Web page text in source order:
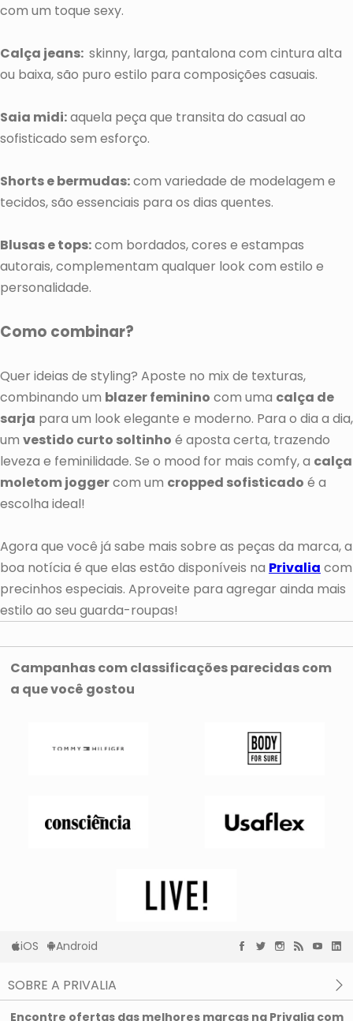
com um toque sexy.
Calça jeans: skinny, larga, pantalona com cintura alta
ou baixa, são puro estilo para composições casuais.
Saia midi:aquela peça que transita do casual ao
sofisticado sem esforço.
Shorts e bermudas:com variedade de modelagem e
tecidos, são essenciais para os dias quentes.
Blusas e tops:com bordados, cores e estampas
autorais, complementam qualquer look com estilo e
personalidade.
Como combinar?
Quer ideias de styling? Aposte no mix de texturas,
combinando um blazer feminino com uma calça de
sarja para um look elegante e moderno. Para o dia a dia,
um vestido curto soltinho é aposta certa, trazendo
leveza e feminilidade. Se o mood for mais comfy, a calça
moletom joggercom um cropped sofisticado é a
escolha ideal!
Agora que você já sabe mais sobre as peças da marca, a
boa notícia é que elas estão disponíveis na Privalia com
precinhos especiais. Aproveite para agregar ainda mais
estilo ao seu guarda-roupas!
Campanhas com classificações parecidas com
a que você gostou
iOS Android
SOBRE A PRIVALIA
Encontre ofertas das melhores marcas na Privalia com